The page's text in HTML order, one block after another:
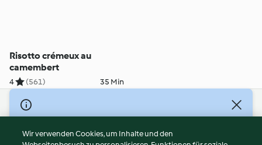
Risotto crémeux au
camembert
4 (561) 35 Min
© Copyright 2026
Nutzungsbedingungen
Wir verwenden Cookies, um Inhalte und den